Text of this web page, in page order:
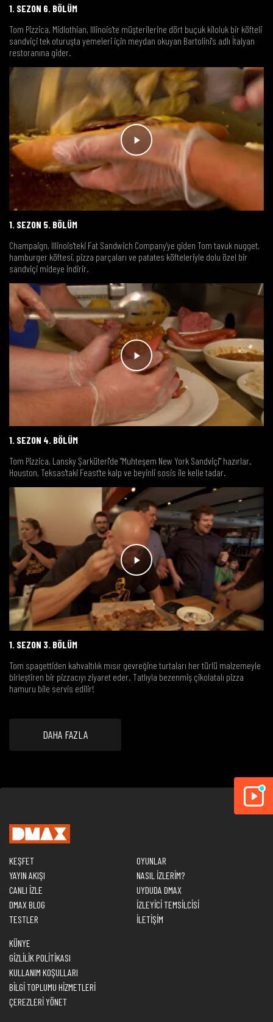
1. SEZON 6. BÖLÜM
Tom Pizzica, Midlothian, Illinois'te müşterilerine dört buçuk kiloluk bir köfteli
sandviçi tek oturuşta yemeleri için meydan okuyan Bartolini's adlı İtalyan
restoranına gider.
1. SEZON 5. BÖLÜM
Champaign, Illinois'teki Fat Sandwich Company'ye giden Tom tavuk nugget,
hamburger köftesi, pizza parçaları ve patates köfteleriyle dolu özel bir
sandviçi mideye indirir.
1. SEZON 4. BÖLÜM
Tom Pizzica, Lansky Şarküteri'de "Muhteşem New York Sandviçi" hazırlar.
Houston, Teksas'taki Feast'te kalp ve beyinli sosis ile kelle tadar.
1. SEZON 3. BÖLÜM
Tom spagettiden kahvaltılık mısır gevreğine turtaları her türlü malzemeyle
birleştiren bir pizzacıyı ziyaret eder. Tatlıyla bezenmiş çikolatalı pizza
hamuru bile servis edilir!
DAHA FAZLA
KEŞFET
YAYIN AKIŞI
CANLI İZLE
DMAX BLOG
TESTLER
OYUNLAR
NASIL İZLERİM?
UYDUDA DMAX
İZLEYİCİ TEMSİLCİSİ
İLETİŞİM
KÜNYE
GİZLİLİK POLİTİKASI
KULLANIM KOŞULLARI
BİLGİ TOPLUMU HİZMETLERİ
ÇEREZLERİ YÖNET